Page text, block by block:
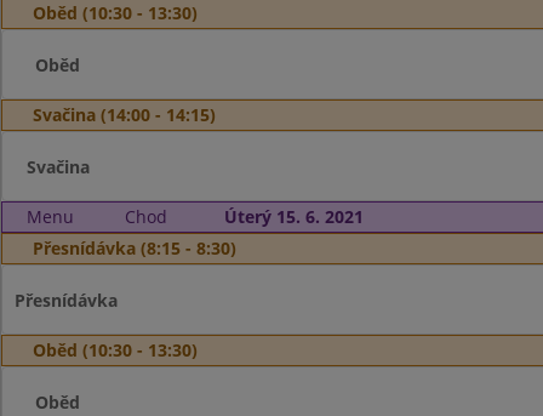
Oběd (10:30 - 13:30)
Oběd
Svačina (14:00 - 14:15)
Svačina
Menu Chod
Úterý 15. 6. 2021
Přesnídávka (8:15 - 8:30)
Přesnídávka
Oběd (10:30 - 13:30)
Oběd